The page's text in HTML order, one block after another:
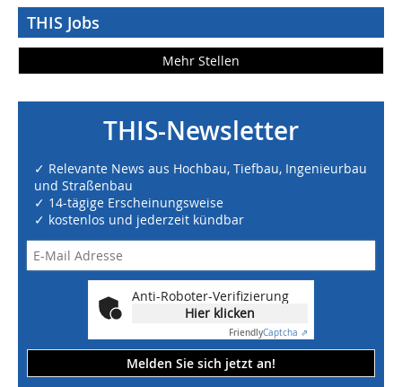
THIS Jobs
Mehr Stellen
THIS-Newsletter
✓ Relevante News aus Hochbau, Tiefbau, Ingenieurbau
und Straßenbau
✓ 14-tägige Erscheinungsweise
✓ kostenlos und jederzeit kündbar
Anti-Roboter-Verifizierung
Hier klicken
FriendlyCaptcha ⇗
Melden Sie sich jetzt an!